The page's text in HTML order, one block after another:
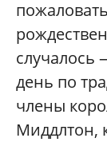
случалось
день по
члены
Миддлтон,